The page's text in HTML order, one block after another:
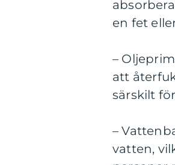
en fet
–
att
särskilt
–
vatten,